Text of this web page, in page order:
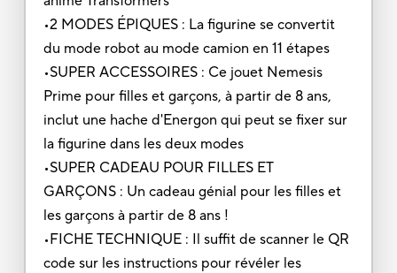
•2 MODES ÉPIQUES : La figurine se convertit
du mode robot au mode camion en 11 étapes
•SUPER ACCESSOIRES : Ce jouet Nemesis
Prime pour filles et garçons, à partir de 8 ans,
inclut une hache d'Energon qui peut se fixer sur
la figurine dans les deux modes
•SUPER CADEAU POUR FILLES ET
GARÇONS : Un cadeau génial pour les filles et
les garçons à partir de 8 ans !
•FICHE TECHNIQUE : Il suffit de scanner le QR
code sur les instructions pour révéler les